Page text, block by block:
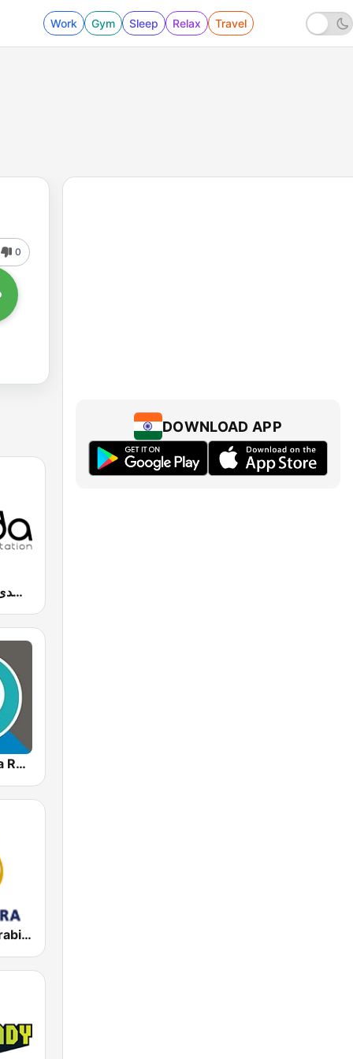
Work Gym Sleep Relax Travel
0
Radio Sada (راديو صدى)
Nasaem Syria Radio - راديو نسائم سوريا
Al Jazeera Arabic (قناة الجزيرة)
DOWNLOAD APP